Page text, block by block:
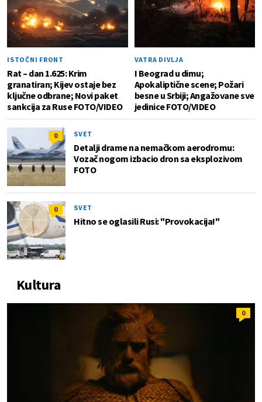
ISTOČNI FRONT
Rat – dan 1.625: Krim
granatiran; Kijev ostaje bez
ključne odbrane; Novi paket
sankcija za Ruse FOTO/VIDEO
VATRA DIVLJA
I Beograd u dimu;
Apokaliptične scene; Požari
besne u Srbiji; Angažovane sve
jedinice FOTO/VIDEO
0 SVET
Detalji drame na nemačkom aerodromu:
Vozač nogom izbacio dron sa eksplozivom
FOTO
0 SVET
Hitno se oglasili Rusi: "Provokacija!"
Kultura
0